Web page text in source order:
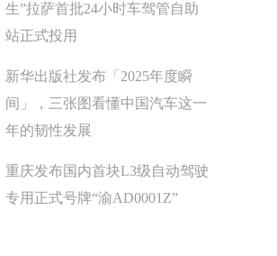
生”拉萨首批24小时车驾管自助
站正式投用
新华出版社发布「2025年度瞬
间」，三张图看懂中国汽车这一
年的韧性发展
重庆发布国内首块L3级自动驾驶
专用正式号牌“渝AD0001Z”